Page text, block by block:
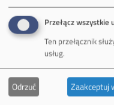
Zakład
Zakład
Przełącz wszystkie
Ten przełącznik
usług.
Odrzuć Zaakceptuj